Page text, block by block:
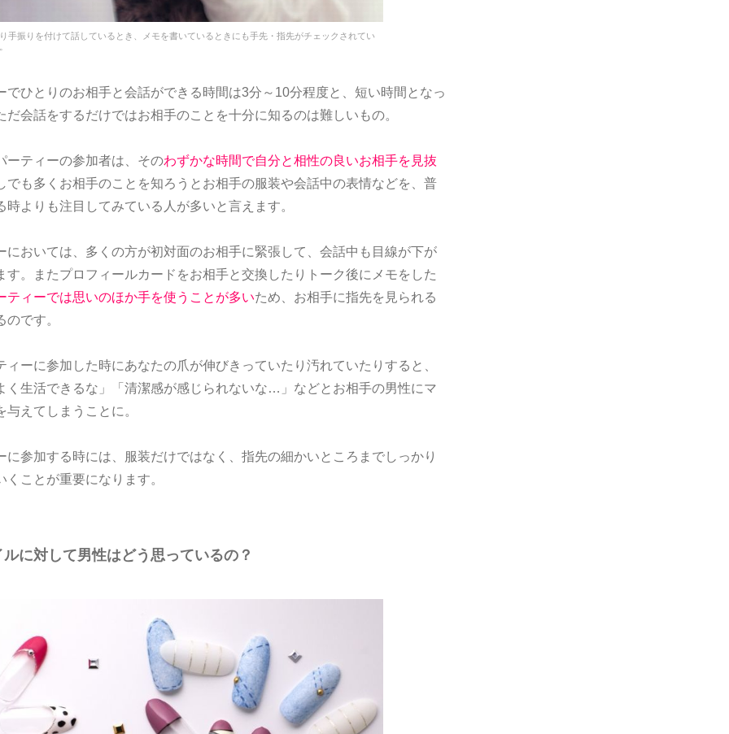
手振りを付けて話しているとき、メモを書いているときにも手先・指先がチェックされてい
でひとりのお相手と会話ができる時間は3分～10分程度と、短い時間となっ
だ会話をするだけではお相手のことを十分に知るのは難しいもの。
ーティーの参加者は、そのわずかな時間で自分と相性の良いお相手を見抜
でも多くお相手のことを知ろうとお相手の服装や会話中の表情などを、普
時よりも注目してみている人が多いと言えます。
においては、多くの方が初対面のお相手に緊張して、会話中も目線が下が
す。またプロフィールカードをお相手と交換したりトーク後にメモをした
ティーでは思いのほか手を使うことが多いため、お相手に指先を見られる
です。
ィーに参加した時にあなたの爪が伸びきっていたり汚れていたりすると、
く生活できるな」「清潔感が感じられないな…」などとお相手の男性にマ
与えてしまうことに。
に参加する時には、服装だけではなく、指先の細かいところまでしっかり
くことが重要になります。
に対して男性はどう思っているの？